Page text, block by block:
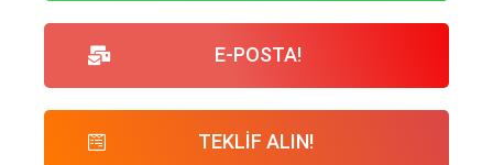
E-POSTA!
TEKLİF ALIN!